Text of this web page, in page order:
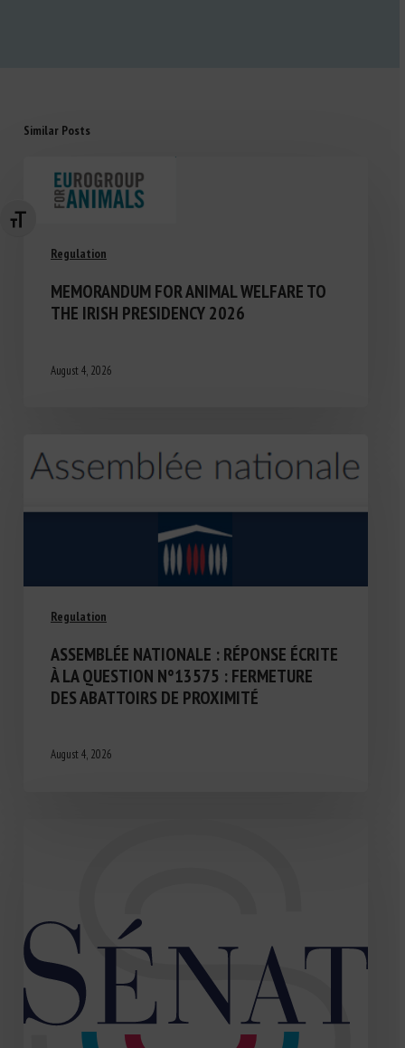
Changer la taille de la police
Similar Posts
Regulation
MEMORANDUM FOR ANIMAL WELFARE TO
THE IRISH PRESIDENCY 2026
August 4, 2026
Regulation
ASSEMBLÉE NATIONALE : RÉPONSE ÉCRITE
À LA QUESTION N°13575 : FERMETURE
DES ABATTOIRS DE PROXIMITÉ
August 4, 2026